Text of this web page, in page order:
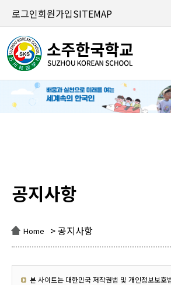
로그인회원가입SITEMAP
공지사항
Home > 공지사항
본 사이트는 대한민국 저작권법 및 개인정보보호